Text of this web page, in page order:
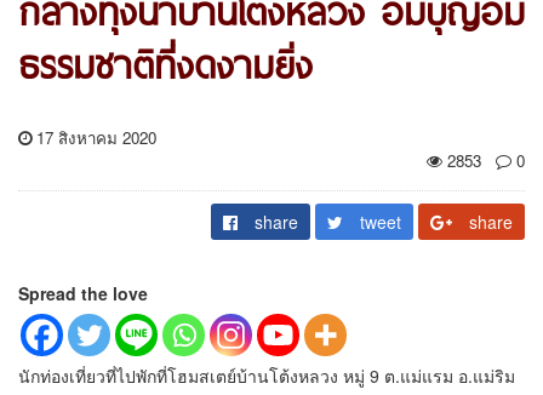
ธรรมชาติที่งดงามยิ่ง
17 สิงหาคม 2020
2853
0
share tweet share
Spread the love
นักท่องเที่ยวที่ไปพักที่โฮมสเตย์บ้านโต้งหลวง หมู่ 9 ต.แม่แรม อ.แม่ริม